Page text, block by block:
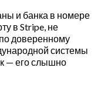
и банка в номере
в Stripe, не
доверенному
системы
— его слышно